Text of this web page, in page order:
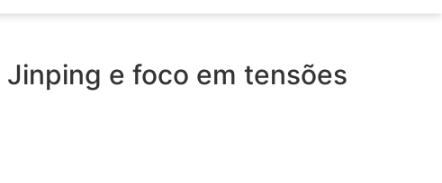
e foco em tensões